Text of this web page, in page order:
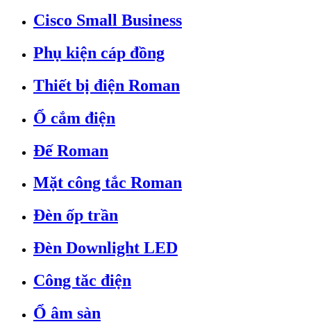
Cisco Small Business
Phụ kiện cáp đồng
Thiết bị điện Roman
Ổ cắm điện
Đế Roman
Mặt công tắc Roman
Đèn ốp trần
Đèn Downlight LED
Công tăc điện
Ổ âm sàn